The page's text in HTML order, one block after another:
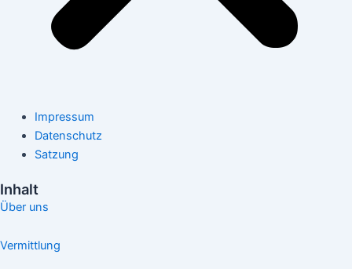
Impressum
Datenschutz
Satzung
Inhalt
Über uns
Vermittlung